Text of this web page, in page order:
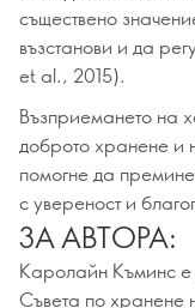
съществено
възстанови и да
et al., 2015).
Възприемането на
доброто хранене и
помогне да
с увереност и
ЗА АВТОРА:
Каролайн Къминс е
Съвета по